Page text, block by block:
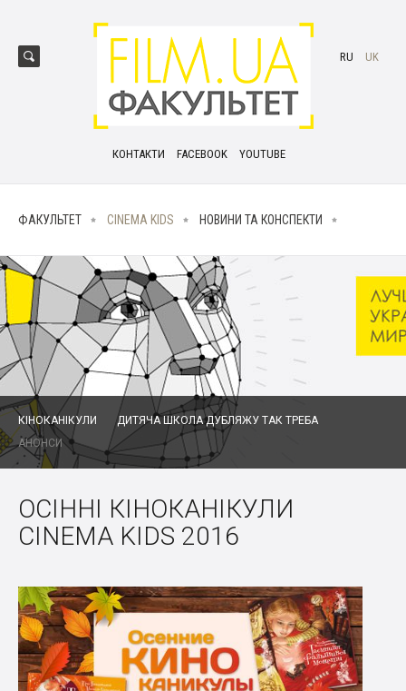
КОНТАКТИ FACEBOOK YOUTUBE
RU UK
ФАКУЛЬТЕТ CINEMA KIDS НОВИНИ ТА КОНСПЕКТИ
КІНОКАНІКУЛИ
ДИТЯЧА ШКОЛА ДУБЛЯЖУ ТАК ТРЕБА
АНОНСИ
ОСІННІ КІНОКАНІКУЛИ
CINEMA KIDS 2016